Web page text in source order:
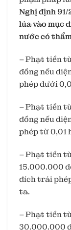
Nghị định
lúa vào mục
nước có
– Phạt tiền
đồng nếu
phép dưới
– Phạt tiền
đồng nếu
phép từ 0,01
– Phạt tiền
15.000.000
đích trái
ta.
– Phạt tiền
30.000.000